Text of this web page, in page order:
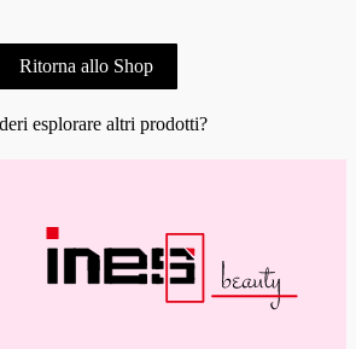
Ritorna allo Shop
esplorare altri prodotti?